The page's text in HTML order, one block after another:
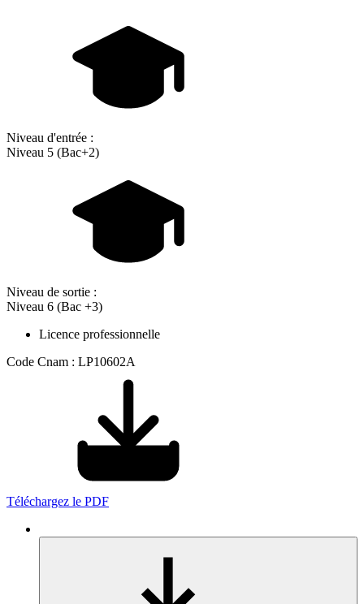
Niveau d'entrée :
Niveau 5 (Bac+2)
Niveau de sortie :
Niveau 6 (Bac +3)
Licence professionnelle
Code Cnam : LP10602A
Téléchargez le PDF